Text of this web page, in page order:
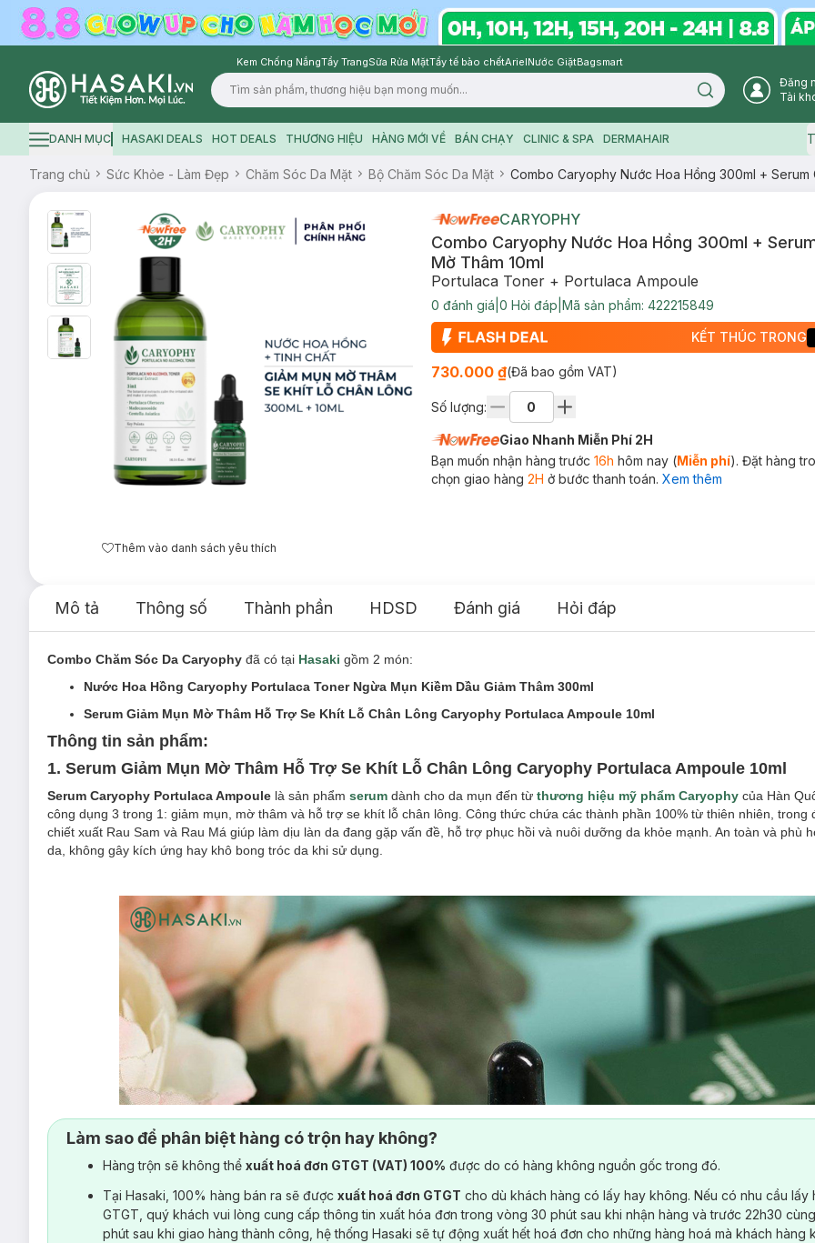
Kem Chống NắngTẩy TrangSữa Rửa MặtTẩy tế bào chếtArielNước GiặtBagsmart
Logo
Search icon
Đăng
Tài
Hamburger icon
DANH MỤC HASAKI DEALS HOT DEALS THƯƠNG HIỆU HÀNG MỚI VỀ BÁN CHẠY CLINIC & SPA DERMAHAIR
Trang chủ Sức Khỏe - Làm Đẹp Chăm Sóc Da Mặt Bộ Chăm Sóc Da Mặt Combo Caryophy Nước Hoa Hồng 300ml + Serum
Thêm vào danh sách yêu thích
CARYOPHY
Combo Caryophy Nước Hoa Hồng 300ml +
Mờ Thâm 10ml
Portulaca Toner + Portulaca Ampoule
0 đánh giá 0 Hỏi đáp Mã sản phẩm: 422215849
KẾT THÚC TRONG
730.000 ₫(Đã bao gồm VAT)
Số lượng:
Giao Nhanh Miễn Phí 2H
Bạn muốn nhận hàng trước 16h hôm nay (Miễn phí). Đặt hàng
chọn giao hàng 2H ở bước thanh toán. Xem thêm
Mô tả Thông số Thành phần HDSD Đánh giá Hỏi đáp
Combo Chăm Sóc Da Caryophy đã có tại Hasaki gồm 2 món:
Nước Hoa Hồng Caryophy Portulaca Toner Ngừa Mụn Kiềm Dầu Giảm Thâm 300ml
Serum Giảm Mụn Mờ Thâm Hỗ Trợ Se Khít Lỗ Chân Lông Caryophy Portulaca Ampoule 10ml
Thông tin sản phẩm:
1. Serum Giảm Mụn Mờ Thâm Hỗ Trợ Se Khít Lỗ Chân Lông Caryophy Portulaca Ampoule 10ml
Serum Caryophy Portulaca Ampoule là sản phẩm serum dành cho da mụn đến từ thương hiệu mỹ phẩm Caryophy của Hàn
công dụng 3 trong 1: giảm mụn, mờ thâm và hỗ trợ se khít lỗ chân lông. Công thức chứa các thành phần 100% từ thiên nhiên, trong
chiết xuất Rau Sam và Rau Má giúp làm dịu làn da đang gặp vấn đề, hỗ trợ phục hồi và nuôi dưỡng da khỏe mạnh. An toàn và phù
da, không gây kích ứng hay khô bong tróc da khi sử dụng.
Làm sao để phân biệt hàng có trộn hay không?
Hàng trộn sẽ không thể xuất hoá đơn GTGT (VAT) 100% được do có hàng không nguồn gốc trong đó.
Tại Hasaki, 100% hàng bán ra sẽ được xuất hoá đơn GTGT cho dù khách hàng có lấy hay không. Nếu có nhu cầu lấy
GTGT, quý khách vui lòng cung cấp thông tin xuất hóa đơn trong vòng 30 phút sau khi nhận hàng và trước 22h30
phút sau khi giao hàng thành công, hệ thống Hasaki sẽ tự động xuất hết hoá đơn cho những hàng hoá mà khách hàng